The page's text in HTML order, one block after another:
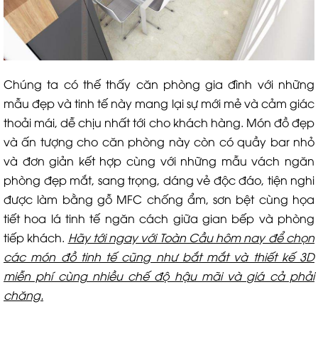
Chúng ta có thế thấy căn phòng gia đình với những
mẫu đẹp và tinh tế này mang lại sự mới mẻ và cảm giác
thoải mái, dễ chịu nhất tới cho khách hàng. Món đồ đẹp
và ấn tượng cho căn phòng này còn có quầy bar nhỏ
và đơn giản kết hợp cùng với những mẫu vách ngăn
phòng đẹp mắt, sang trọng, dáng vẻ độc đáo, tiện nghi
được làm bằng gỗ MFC chống ẩm, sơn bệt cùng họa
tiết hoa lá tinh tế ngăn cách giữa gian bếp và phòng
tiếp khách. Hãy tới ngay với Toàn Cầu hôm nay để chọn
các món đồ tinh tế cũng như bắt mắt và thiết kế 3D
miễn phí cùng nhiều chế độ hậu mãi và giá cả phải
chăng.